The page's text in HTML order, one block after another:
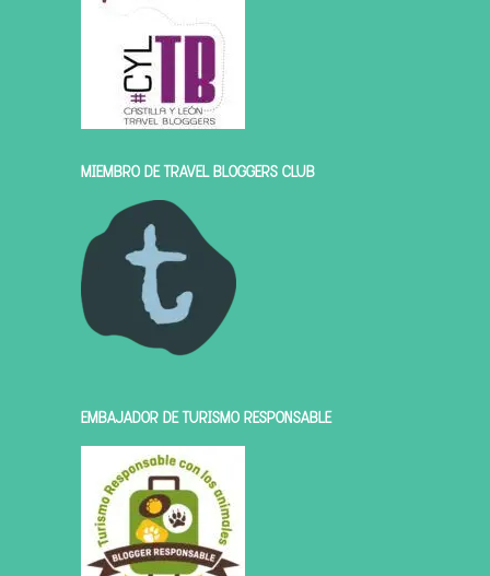
MIEMBRO DE TRAVEL BLOGGERS CLUB
EMBAJADOR DE TURISMO RESPONSABLE